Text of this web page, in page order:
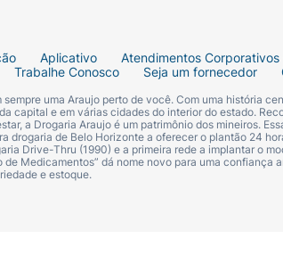
descarte-a corretamente.
Colter Pen não deve ultrapassar24
do Fortéo Colter Pen?
seguro, mas pode causar alguns
Aplicativo Atendimentos Corporativos
Trabalhe Conosco Seja um fornecedor
uma Araujo perto de você. Com uma história
capital e em várias cidades do interior do estado.
a Drogaria Araujo é um patrimônio dos mineiros.
drogaria de Belo Horizonte a oferecer o plantão 24
Drive-Thru (1990) e a primeira rede a implantar o
de Medicamentos” dá nome novo para uma
e estoque.